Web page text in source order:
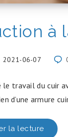
à
2021-06-07
travail du cuir
d’une armure
la lecture